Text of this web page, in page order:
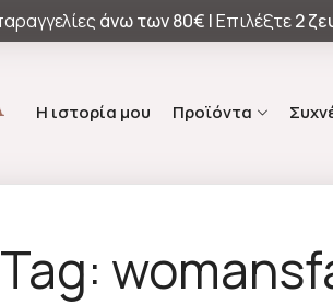
άνω των80€ |Επιλέξτε2
Η ιστορία μου Προϊόντα